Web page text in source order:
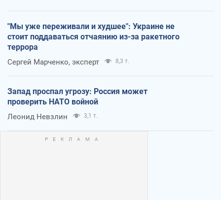
"Мы уже переживали и худшее": Украине не
стоит поддаваться отчаянию из-за ракетного
террора
Сергей Марченко, эксперт 8,3 т.
Запад проспал угрозу: Россия может
проверить НАТО войной
Леонид Невзлин 3,1 т.